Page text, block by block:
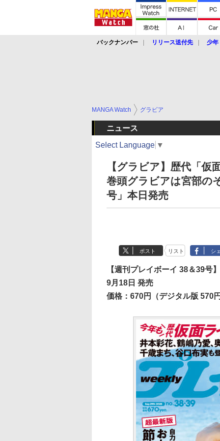
バックナンバー リリース送付先 少年
MANGA Watch グラビア
ニュース
Select Language ▼
【グラビア】歴代「仮
巻頭グラビアは宮部の
号」本日発売
ポスト リスト シ
【週刊プレイボーイ 38＆39号】
9月18日 発売
価格：670円（デジタル版 570